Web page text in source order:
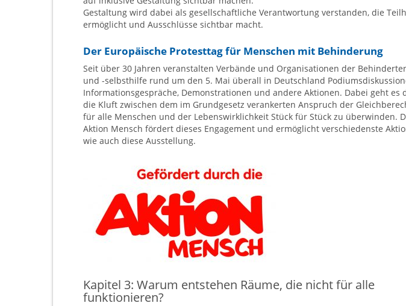
Gestaltung wird dabei als gesellschaftliche Verantwortung verstanden, die
ermöglicht und Ausschlüsse sichtbar macht.
Der Europäische Protesttag für Menschen mit Behinderung
Seit über 30 Jahren veranstalten Verbände und Organisationen der
und -selbsthilfe rund um den 5. Mai überall in Deutschland
Informationsgespräche, Demonstrationen und andere Aktionen. Dabei geht es
die Kluft zwischen dem im Grundgesetz verankerten Anspruch der
für alle Menschen und der Lebenswirklichkeit Stück für Stück zu überwinden.
Aktion Mensch fördert dieses Engagement und ermöglicht verschiedenste
wie auch diese Ausstellung.
Kapitel 3: Warum entstehen Räume, die nicht für alle
funktionieren?